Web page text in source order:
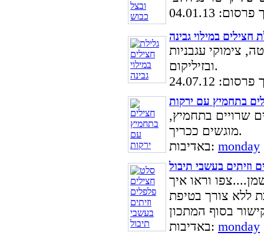
04.01.13
חצילים במילוי גבינה
צימוקי עגבניות
ובזיליקום.
24.07.12
בתחמיץ עם ירקות
שרויים בתחמיץ,
מוגשים ככריך.
באדיבות: monday
וזיתים בעשבי תיבול
וראו איך
ללא צורך בטיפת
בסוף המתכון
באדיבות: monday